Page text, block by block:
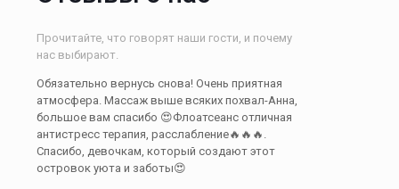
Прочитайте, что говорят наши гости, и почему
нас выбирают.
Обязательно вернусь снова! Очень приятная
атмосфера. Массаж выше всяких похвал-Анна,
большое вам спасибо 😍Флоатсеанс отличная
антистресс терапия, расслабление🔥🔥🔥.
Спасибо, девочкам, который создают этот
островок уюта и заботы😍